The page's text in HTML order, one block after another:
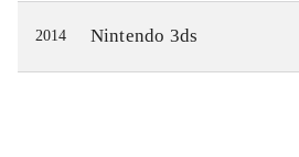
2014 Nintendo 3ds